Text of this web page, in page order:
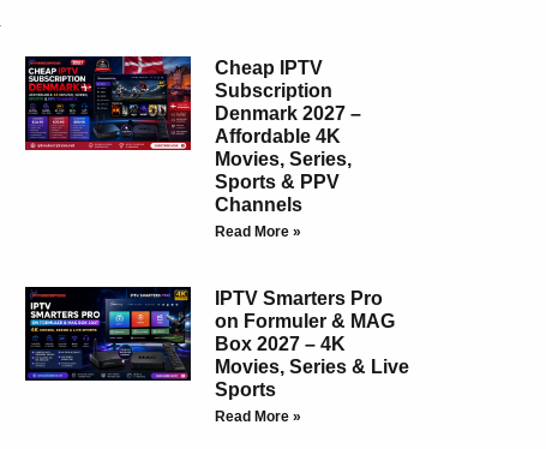
Cheap IPTV
Subscription
Denmark 2027 –
Affordable 4K
Movies, Series,
Sports & PPV
Channels
Read More »
IPTV Smarters Pro
on Formuler & MAG
Box 2027 – 4K
Movies, Series & Live
Sports
Read More »